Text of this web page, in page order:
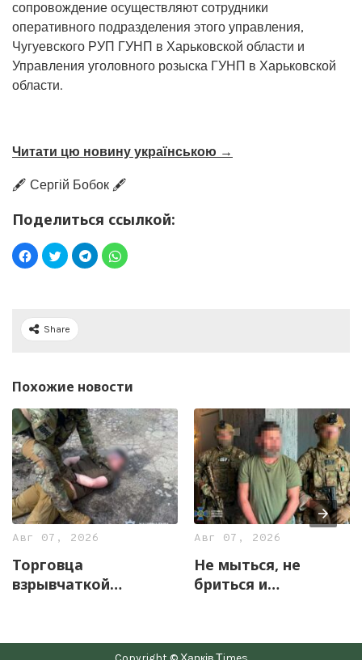
сопровождение осуществляют сотрудники
оперативного подразделения этого управления,
Чугуевского РУП ГУНП в Харьковской области и
Управления уголовного розыска ГУНП в Харьковской
области.
Читати цю новину українською →
🖋️ Сергій Бобок 🖋️
Поделиться ссылкой:
Share
Похожие новости
Авг 07, 2026
Торговца
взрывчаткой
Харьковщины
Авг 07, 2026
Не мыться, не
бриться и
Харькове